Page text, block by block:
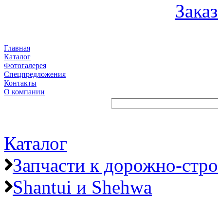
Главная
Каталог
Фотогалерея
Спецпредложения
Контакты
О компании
Каталог
Запчасти к дорожно-
Shantui и Shehwa